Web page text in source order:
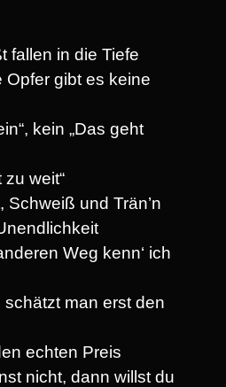
fallen in die Tiefe
gibt es keine
kein „Das geht
zu weit“
Schweiß und Trän’n
Weg kenn‘ ich
man erst den
echten Preis
nicht, dann willst du